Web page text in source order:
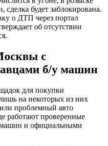
будет заблокирована.
о ДТП через портал
об отсутствии
с
б/у машин
для покупки
на некоторых из них
проблемный авто
работают проверенные
машин и официальными